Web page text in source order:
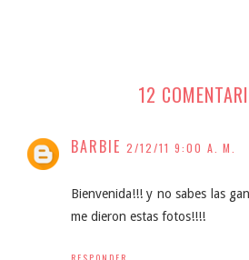
12
BARBIE 2/12/11 9:00 A. M.
Bienvenida!!! y no sabes las
me dieron estas fotos!!!!